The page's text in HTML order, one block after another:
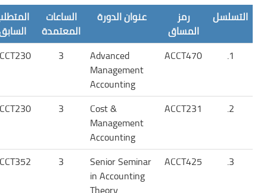
التسلسل
رمز
المساق
عنوان الدورة
الساعات
المعتمدة
1.
ACCT470
Advanced
Management
Accounting
3
2.
ACCT231
Cost &
Management
Accounting
3
3.
ACCT425
Senior Seminar
in Accounting
3